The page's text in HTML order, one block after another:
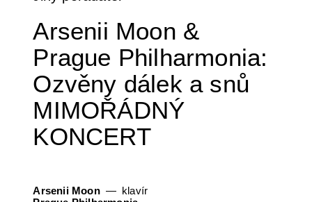
Arsenii Moon &
Prague Philharmonia:
Ozvěny dálek a snů
MIMOŘÁDNÝ
KONCERT
Arsenii Moon
klavír